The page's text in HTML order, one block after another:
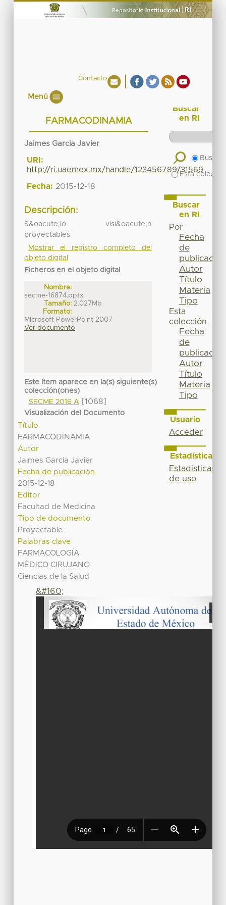
Contacto
Menú
FARMACODINAMIA
Jaimes Garcia Javier
URI:
http://ri.uaemex.mx/handle/123456789/31569
Fecha: 2015-12-18
Descripción:
S&oacute;lo visi&oacute;n
proyectables
Mostrar el registro completo del
objeto digital
Ficheros en el objeto digital
Nombre:
secme-16874.pptx
Tamaño: 2.027Mb
Formato:
Microsoft PowerPoint 2007
Ver documento
Este ítem aparece en la(s) siguiente(s)
colección(ones)
SECME 2016 A[1068]
Visualización del Documento
Título
FARMACODINAMIA
Autor
Jaimes Garcia Javier
Fecha de publicación
2015-12-18
Editor
Facultad de Medicina
Tipo de documento
Proyectable
Palabras clave
FARMACOLOGÍA
MÉDICO CIRUJANO
Ciencias de la Salud
&#160;
Buscar
en RI
Buscar
Esta
Buscar
en RI
Por
Fecha
de
publicación
Autor
Título
Materia
Tipo
Esta
colección
Fecha
de
publicación
Autor
Título
Materia
Tipo
Usuario
Acceder
Estadísticas
Estadísticas
de uso